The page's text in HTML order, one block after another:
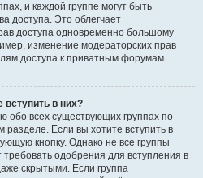
и каждой группе могут быть
доступа. Это облегчает
доступа одновременно большому
изменение модераторских прав
доступа к приватным форумам.
вступить в них?
обо всех существующих группах по
Если вы хотите вступить в
кнопку. Однако не все группы
одобрения для вступления в
скрытыми. Если группа